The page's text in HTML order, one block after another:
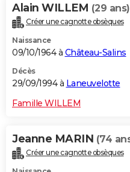
Alain WILLEM (29 ans)
Créer une cagnotte obsèques
Naissance
09/10/1964 à Château-Salins
Décès
29/09/1994 à Laneuvelotte
Famille WILLEM
Jeanne MARIN (74
Créer une cagnotte obsèques